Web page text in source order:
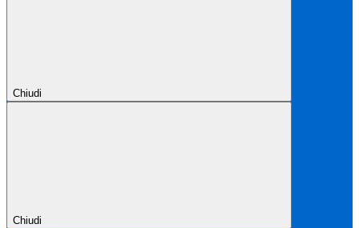
Chiudi
Chiudi